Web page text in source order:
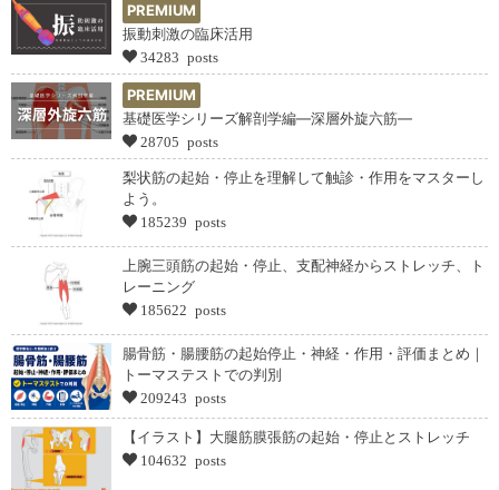
PREMIUM
振動刺激の臨床活用
34283 posts
PREMIUM
基礎医学シリーズ解剖学編―深層外旋六筋―
28705 posts
梨状筋の起始・停止を理解して触診・作用をマスターし
よう。
185239 posts
上腕三頭筋の起始・停止、支配神経からストレッチ、ト
レーニング
185622 posts
腸骨筋・腸腰筋の起始停止・神経・作用・評価まとめ｜
トーマステストでの判別
209243 posts
【イラスト】大腿筋膜張筋の起始・停止とストレッチ
104632 posts